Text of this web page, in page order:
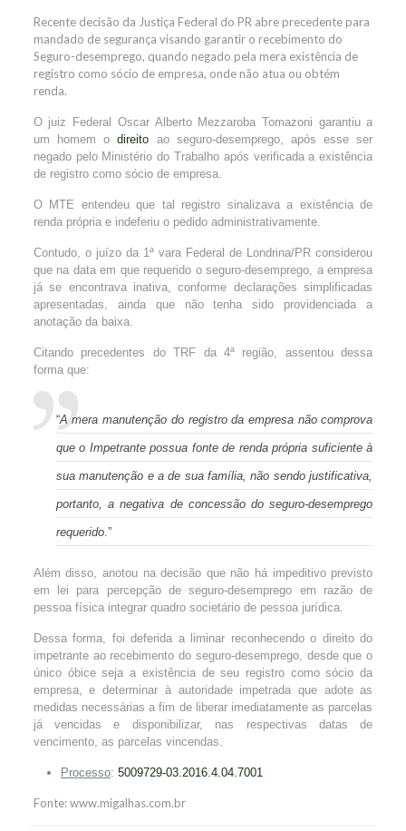
Recente decisão da Justiça Federal do PR abre precedente para
mandado de segurança visando garantir o recebimento do
Seguro-desemprego, quando negado pela mera existência de
registro como sócio de empresa, onde não atua ou obtém
renda.
O juiz Federal Oscar Alberto Mezzaroba Tomazoni garantiu a
um homem odireito ao seguro-desemprego, após esse ser
negado pelo Ministério do Trabalho após verificada a existência
de registro como sócio de empresa.
O MTE entendeu que tal registro sinalizava a existência de
renda própria e indeferiu o pedido administrativamente.
Contudo, o juízo da 1ª vara Federal de Londrina/PR considerou
que na data em que requerido o seguro-desemprego, a empresa
já se encontrava inativa, conforme declarações simplificadas
apresentadas, ainda que não tenha sido providenciada a
anotação da baixa.
Citando precedentes do TRF da 4ª região, assentou dessa
forma que:
“A mera manutenção do registro da empresa não comprova
que o Impetrante possua fonte de renda própria suficiente à
sua manutenção e a de sua família, não sendo justificativa,
portanto, a negativa de concessão do seguro-desemprego
requerido.”
Além disso, anotou na decisão que não há impeditivo previsto
em lei para percepção de seguro-desemprego em razão de
pessoa física integrar quadro societário de pessoa jurídica.
Dessa forma, foi deferida a liminar reconhecendo o direito do
impetrante ao recebimento do seguro-desemprego, desde que o
único óbice seja a existência de seu registro como sócio da
empresa, e determinar à autoridade impetrada que adote as
medidas necessárias a fim de liberar imediatamente as parcelas
já vencidas e disponibilizar, nas respectivas datas de
vencimento, as parcelas vincendas.
Processo: 5009729-03.2016.4.04.7001
Fonte: www.migalhas.com.br